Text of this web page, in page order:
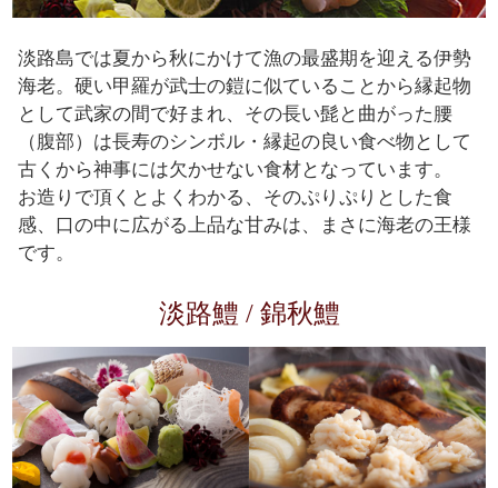
淡路島では夏から秋にかけて漁の最盛期を迎える伊勢
海老。硬い甲羅が武士の鎧に似ていることから縁起物
として武家の間で好まれ、その長い髭と曲がった腰
（腹部）は長寿のシンボル・縁起の良い食べ物として
古くから神事には欠かせない食材となっています。
お造りで頂くとよくわかる、そのぷりぷりとした食
感、口の中に広がる上品な甘みは、まさに海老の王様
です。
淡路鱧 / 錦秋鱧